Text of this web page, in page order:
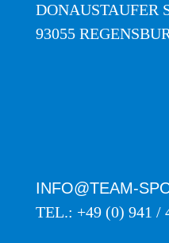
DONAUSTAUFER
93055
INFO@TEAM-
TEL.: +49 (0) 941 /